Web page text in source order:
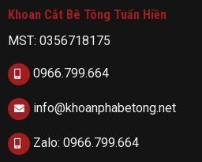
Khoan Cắt Bê Tông Tuấn Hiền
MST: 0356718175
0966.799.664
info@khoanphabetong.net
Zalo: 0966.799.664